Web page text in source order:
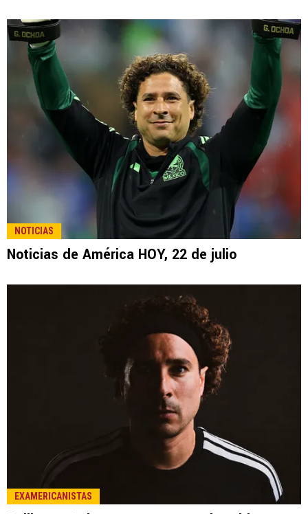
NOTICIAS
Noticias de América HOY, 22 de julio
EXAMERICANISTAS